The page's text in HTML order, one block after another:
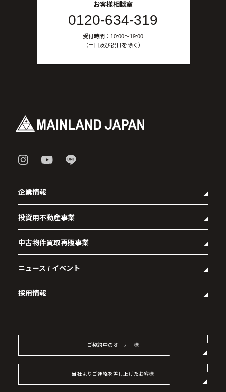
お客様相談室
0120-634-319
受付時間：10:00〜19:00
（土日及び祝日を除く）
企業情報
- 企業理念
- 代表メッセージ
- 会社概要
- アクセス
- 社会貢献活動
投資用不動産事業
- マンション経営をお考えの方へ
- メインランドグループの強み
- オーナーズデータ
- 資産運用型マンション メインステージシリーズ
中古物件買取再販事業
- RE:MAIN
- リノベーション物件一覧
- リノベーション物件お問い合わせ
ニュース / イベント
採用情報
- 記事一覧
ご契約中のオーナー様
当社よりご連絡を差し上げたお客様